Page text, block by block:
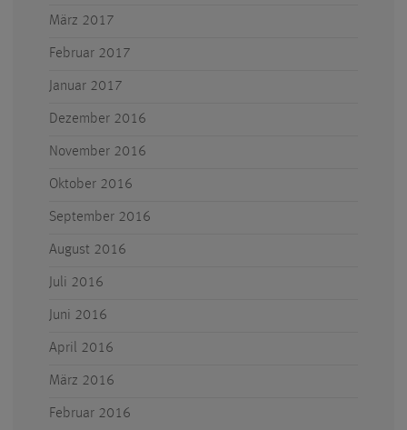
März 2017
Februar 2017
Januar 2017
Dezember 2016
November 2016
Oktober 2016
September 2016
August 2016
Juli 2016
Juni 2016
April 2016
März 2016
Februar 2016